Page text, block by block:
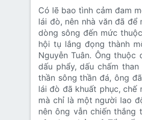
Có lẽ bao tình cảm đam
lái đò, nên nhà văn đã
dòng sông đến mức
hội tụ lắng đọng thành
Nguyễn Tuân. Ông
dấu phẩy, dấu chấm
thần sông thần đá, ông
lái đò đã khuất phục, chế
mà chỉ là một người lao
nên ông vẫn chiến